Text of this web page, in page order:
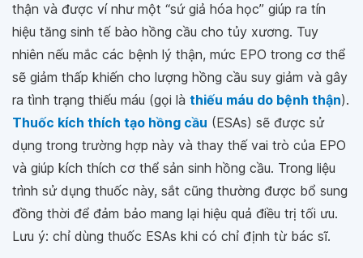
thận và được ví như một “sứ giả hóa học” giúp ra tín
hiệu tăng sinh tế bào hồng cầu cho tủy xương. Tuy
nhiên nếu mắc các bệnh lý thận, mức EPO trong cơ thể
sẽ giảm thấp khiến cho lượng hồng cầu suy giảm và gây
ra tình trạng thiếu máu (gọi là thiếu máu do bệnh thận).
Thuốc kích thích tạo hồng cầu (ESAs) sẽ được sử
dụng trong trường hợp này và thay thế vai trò của EPO
và giúp kích thích cơ thể sản sinh hồng cầu. Trong liệu
trình sử dụng thuốc này, sắt cũng thường được bổ sung
đồng thời để đảm bảo mang lại hiệu quả điều trị tối ưu.
Lưu ý: chỉ dùng thuốc ESAs khi có chỉ định từ bác sĩ.